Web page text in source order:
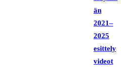
än
2021–
2025
esittely
videot